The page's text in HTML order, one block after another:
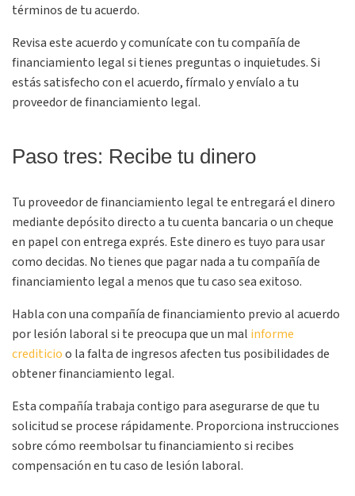
términos de tu acuerdo.
Revisa este acuerdo y comunícate con tu compañía de
financiamiento legal si tienes preguntas o inquietudes. Si
estás satisfecho con el acuerdo, fírmalo y envíalo a tu
proveedor de financiamiento legal.
Paso tres: Recibe tu dinero
Tu proveedor de financiamiento legal te entregará el dinero
mediante depósito directo a tu cuenta bancaria o un cheque
en papel con entrega exprés. Este dinero es tuyo para usar
como decidas. No tienes que pagar nada a tu compañía de
financiamiento legal a menos que tu caso sea exitoso.
Habla con una compañía de financiamiento previo al acuerdo
por lesión laboral si te preocupa que un mal informe
crediticioo la falta de ingresos afecten tus posibilidades de
obtener financiamiento legal.
Esta compañía trabaja contigo para asegurarse de que tu
solicitud se procese rápidamente. Proporciona instrucciones
sobre cómo reembolsar tu financiamiento si recibes
compensación en tu caso de lesión laboral.